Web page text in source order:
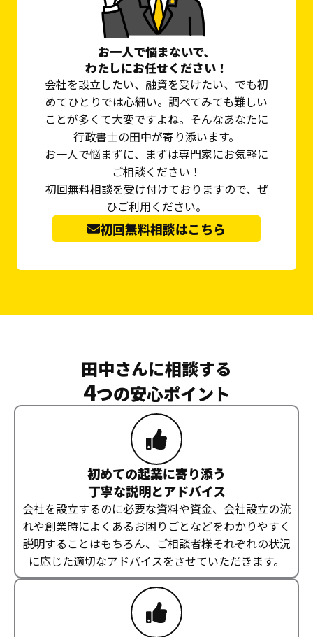
お一人で悩まないで、
わたしにお任せください！
会社を設立したい、融資を受けたい、でも初
めてひとりでは心細い。調べてみても難しい
ことが多くて大変ですよね。そんなあなたに
行政書士の田中が寄り添います。
お一人で悩まずに、まずは専門家にお気軽に
ご相談ください！
初回無料相談を受け付けておりますので、ぜ
ひご利用ください。
初回無料相談はこちら
田中さんに相談する
4つの安心ポイント
初めての起業に寄り添う
丁寧な説明とアドバイス
会社を設立するのに必要な資料や資金、会社設立の流
れや創業時によくあるお困りごとなどをわかりやすく
説明することはもちろん、ご相談者様それぞれの状況
に応じた適切なアドバイスをさせていただきます。